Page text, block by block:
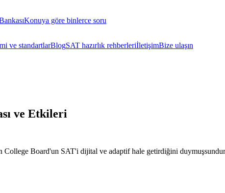
Konuya göre binlerce soru
ve standartlarBlogSAT hazırlık rehberleriİletişimBize ulaşın
ve Etkileri
Board'un SAT'i dijital ve adaptif hale getirdiğini